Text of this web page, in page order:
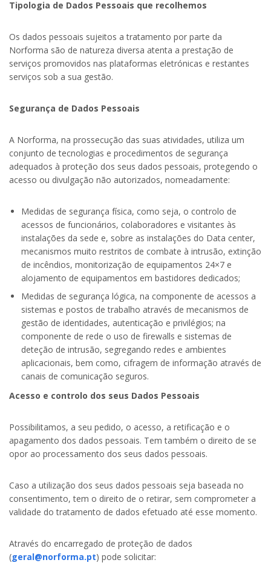
Tipologia de Dados Pessoais que recolhemos
Os dados pessoais sujeitos a tratamento por parte da
Norforma são de natureza diversa atenta a prestação de
serviços promovidos nas plataformas eletrónicas e restantes
serviços sob a sua gestão.
Segurança de Dados Pessoais
A Norforma, na prossecução das suas atividades, utiliza um
conjunto de tecnologias e procedimentos de segurança
adequados à proteção dos seus dados pessoais, protegendo o
acesso ou divulgação não autorizados, nomeadamente:
Medidas de segurança física, como seja, o controlo de
acessos de funcionários, colaboradores e visitantes às
instalações da sede e, sobre as instalações do Data center,
mecanismos muito restritos de combate à intrusão, extinção
de incêndios, monitorização de equipamentos 24×7 e
alojamento de equipamentos em bastidores dedicados;
Medidas de segurança lógica, na componente de acessos a
sistemas e postos de trabalho através de mecanismos de
gestão de identidades, autenticação e privilégios; na
componente de rede o uso de firewalls e sistemas de
deteção de intrusão, segregando redes e ambientes
aplicacionais, bem como, cifragem de informação através de
canais de comunicação seguros.
Acesso e controlo dos seus Dados Pessoais
Possibilitamos, a seu pedido, o acesso, a retificação e o
apagamento dos dados pessoais. Tem também o direito de se
opor ao processamento dos seus dados pessoais.
Caso a utilização dos seus dados pessoais seja baseada no
consentimento, tem o direito de o retirar, sem comprometer a
validade do tratamento de dados efetuado até esse momento.
Através do encarregado de proteção de dados
(geral@norforma.pt) pode solicitar: